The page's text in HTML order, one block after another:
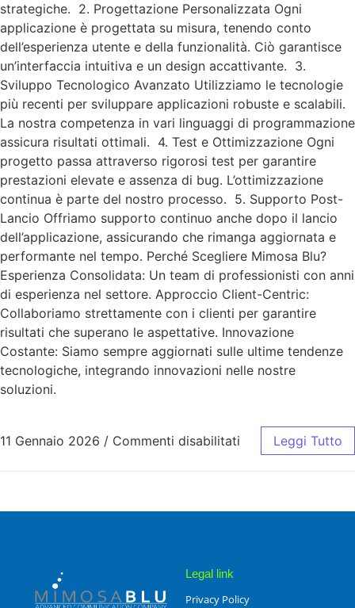
strategiche. 2. Progettazione Personalizzata Ogni
applicazione è progettata su misura, tenendo conto
dell’esperienza utente e della funzionalità. Ciò garantisce
un’interfaccia intuitiva e un design accattivante. 3.
Sviluppo Tecnologico Avanzato Utilizziamo le tecnologie
più recenti per sviluppare applicazioni robuste e scalabili.
La nostra competenza in vari linguaggi di programmazione
assicura risultati ottimali. 4. Test e Ottimizzazione Ogni
progetto passa attraverso rigorosi test per garantire
prestazioni elevate e assenza di bug. L’ottimizzazione
continua è parte del nostro processo. 5. Supporto Post-
Lancio Offriamo supporto continuo anche dopo il lancio
dell’applicazione, assicurando che rimanga aggiornata e
performante nel tempo. Perché Scegliere Mimosa Blu?
Esperienza Consolidata: Un team di professionisti con anni
di esperienza nel settore. Approccio Client-Centric:
Collaboriamo strettamente con i clienti per garantire
risultati che superano le aspettative. Innovazione
Costante: Siamo sempre aggiornati sulle ultime tendenze
tecnologiche, integrando innovazioni nelle nostre
soluzioni.
11 Gennaio 2026 / Commenti disabilitati Leggi Tutto
Legal link
Privacy Policy